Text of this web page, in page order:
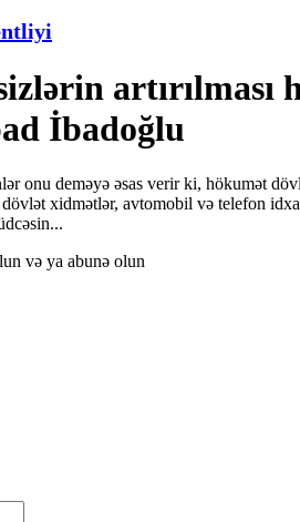
İbadoğlu
onu deməyə əsas verir ki, hökumət
xidmətlər, avtomobil və telefon
və ya abunə olun